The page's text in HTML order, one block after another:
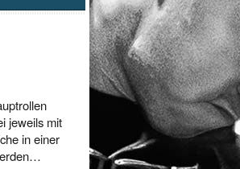
jeweils mit
in einer